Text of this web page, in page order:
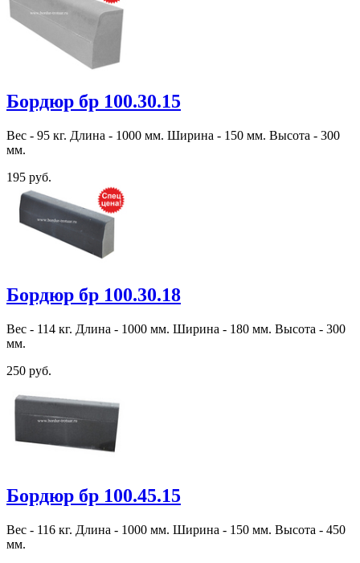
Бордюр бр 100.30.15
Вес - 95 кг. Длина - 1000 мм. Ширина - 150 мм. Высота - 300
мм.
195 руб.
Бордюр бр 100.30.18
Вес - 114 кг. Длина - 1000 мм. Ширина - 180 мм. Высота - 300
мм.
250 руб.
Бордюр бр 100.45.15
Вес - 116 кг. Длина - 1000 мм. Ширина - 150 мм. Высота - 450
мм.